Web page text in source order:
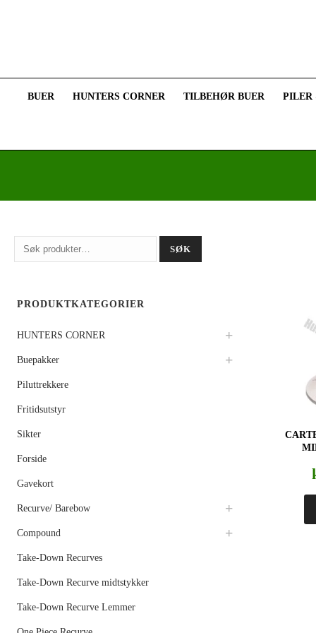
BUER HUNTERS CORNER TILBEHØR BUER
Søk
etter:
SØK
PRODUKTKATEGORIER
HUNTERS CORNER
Buepakker
Piluttrekkere
Fritidsutstyr
Sikter
Forside
Gavekort
Recurve/ Barebow
Compound
Take-Down Recurves
Take-Down Recurve midtstykker
Take-Down Recurve Lemmer